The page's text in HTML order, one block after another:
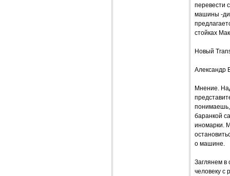
перевести
машины -
стойках
Новый
Александр
Мнение.
понимаешь,
баранкой
иномарки.
о машине.
Заглянем в
человеку с